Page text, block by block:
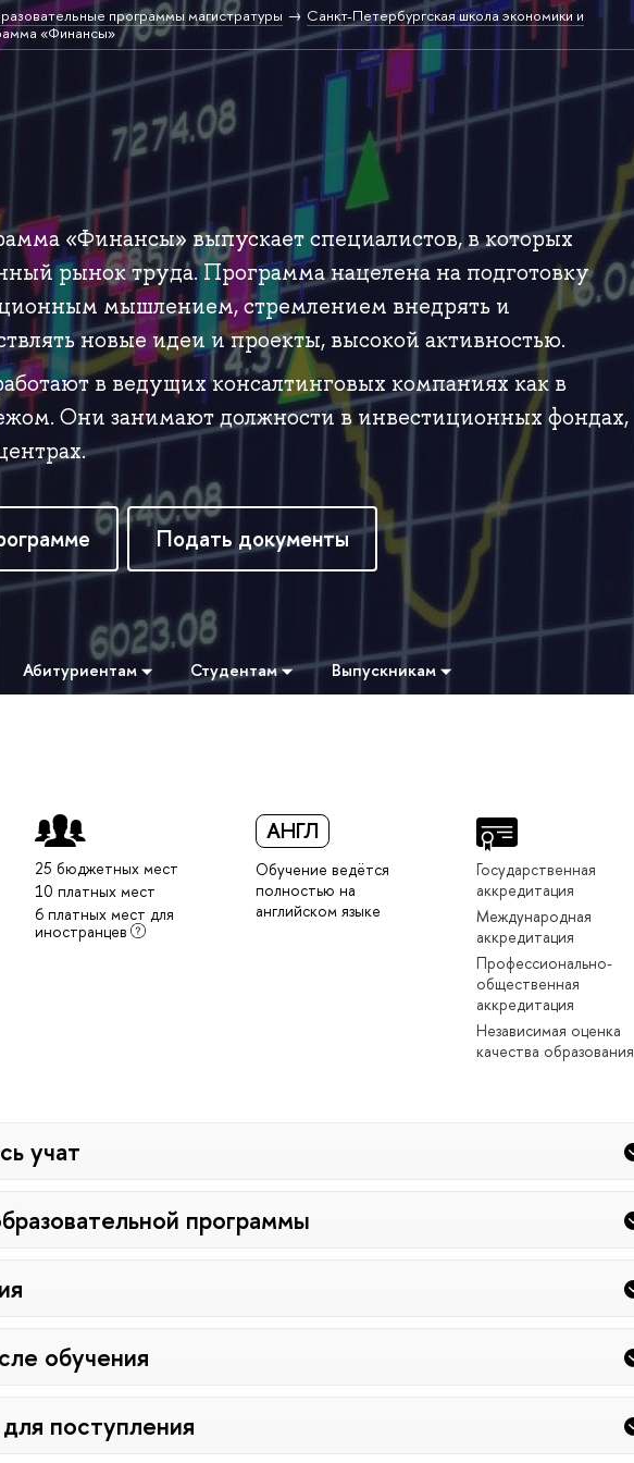
программы магистратуры
Санкт-Петербургская школа экономики и
«Финансы»
«Финансы» выпускает специалистов, в которых
рынок труда. Программа нацелена на подготовку
мышлением, стремлением внедрять и
новые идеи и проекты, высокой активностью.
в ведущих консалтинговых компаниях как в
Они занимают должности в инвестиционных фондах,
Подать документы
Абитуриентам Студентам Выпускникам
25 бюджетных мест
10 платных мест
6 платных мест для
иностранцев
АНГЛ
Обучение ведётся
полностью на
английском языке
Государственная
аккредитация
Международная
аккредитация
Профессионально-
общественная
аккредитация
Независимая оценка
качества образования
учат
программы
обучения
поступления